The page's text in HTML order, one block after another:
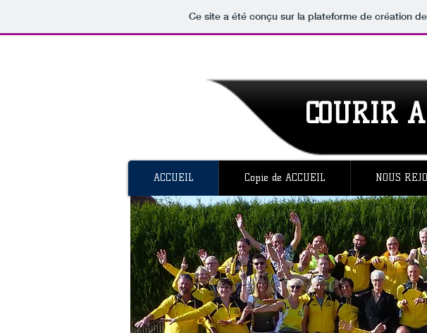
Ce site a été conçu sur la plateforme de création
COURIR
ACCUEIL Copie de ACCUEIL NOUS